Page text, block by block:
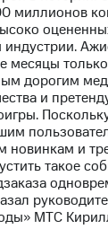
миллионов
месяцы
дорогим
и
новинкам и
такое
МТС